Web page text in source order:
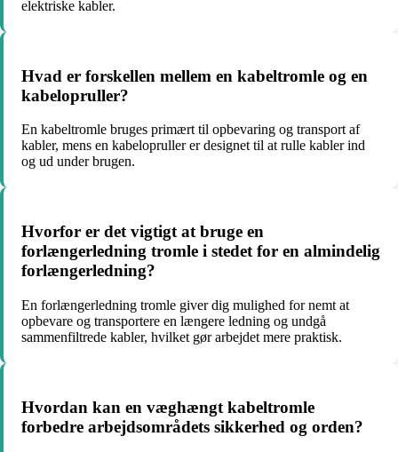
elektriske kabler.
Hvad er forskellen mellem en kabeltromle og en
kabelopruller?
En kabeltromle bruges primært til opbevaring og transport af
kabler, mens en kabelopruller er designet til at rulle kabler ind
og ud under brugen.
Hvorfor er det vigtigt at bruge en
forlængerledning tromle i stedet for en almindelig
forlængerledning?
En forlængerledning tromle giver dig mulighed for nemt at
opbevare og transportere en længere ledning og undgå
sammenfiltrede kabler, hvilket gør arbejdet mere praktisk.
Hvordan kan en væghængt kabeltromle
forbedre arbejdsområdets sikkerhed og orden?